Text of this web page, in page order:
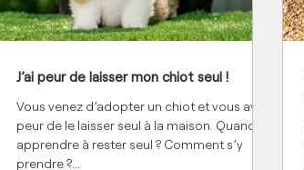
J’ai peur de laisser mon chiot seul !
Vous venez d’adopter un chiot et vous avez
peur de le laisser seul à la maison. Quand lui
apprendre à rester seul ? Comment s’y
prendre ?...